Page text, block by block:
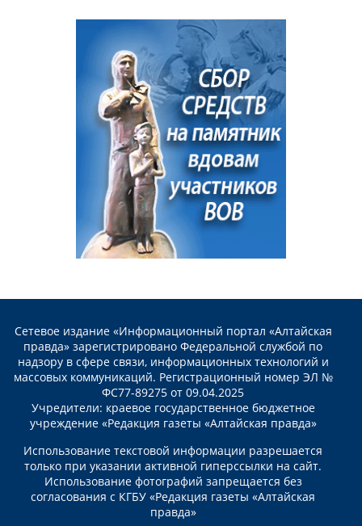
Сетевое издание «Информационный портал «Алтайская
правда» зарегистрировано Федеральной службой по
надзору в сфере связи, информационных технологий и
массовых коммуникаций. Регистрационный номер ЭЛ №
ФС77-89275 от 09.04.2025
Учредители: краевое государственное бюджетное
учреждение «Редакция газеты «Алтайская правда»
Использование текстовой информации разрешается
только при указании активной гиперссылки на сайт.
Использование фотографий запрещается без
согласования с КГБУ «Редакция газеты «Алтайская
правда»